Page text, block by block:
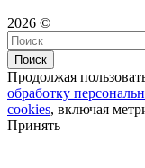
2026 ©
Поиск
Продолжая
обработку
cookies, включая
Принять